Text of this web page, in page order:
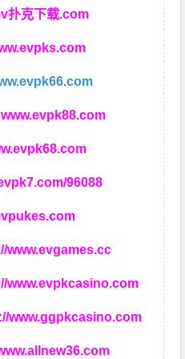
扑克下载.com
www.evpk88.com
96088
www.evgames.cc
www.evpkcasino.com
www.ggpkcasino.com